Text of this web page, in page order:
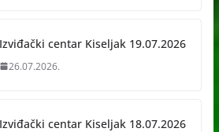
Izviđački centar Kiseljak 19.07.2026
26.07.2026.
Izviđački centar Kiseljak 18.07.2026